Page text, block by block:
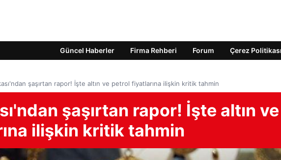
Güncel Haberler Firma Rehberi Forum Çerez Politikası
şaşırtan rapor! İşte altın ve petrol fiyatlarına ilişkin kritik tahmin
şaşırtan rapor! İşte altın ve
ilişkin kritik tahmin